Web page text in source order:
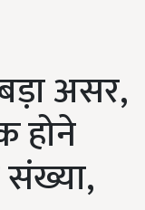
असर,
होने
संख्या,